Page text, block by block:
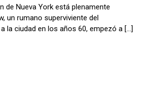
de Nueva York está plenamente
un rumano superviviente del
la ciudad en los años 60, empezó a […]